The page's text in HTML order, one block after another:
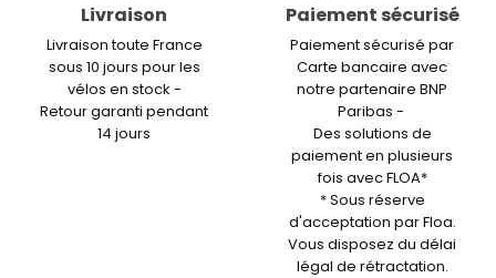
Livraison
Livraison toute France
sous 10 jours pour les
vélos en stock -
Retour garanti pendant
14 jours
Paiement sécurisé
Paiement sécurisé par
Carte bancaire avec
notre partenaire BNP
Paribas -
Des solutions de
paiement en plusieurs
fois avec FLOA*
* Sous réserve
d'acceptation par Floa.
Vous disposez du délai
légal de rétractation.